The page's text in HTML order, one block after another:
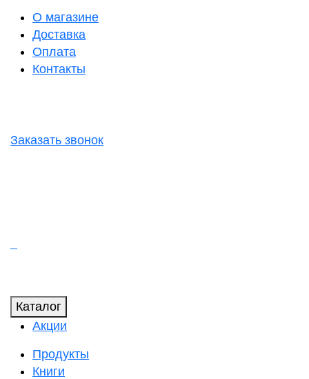
О магазине
Доставка
Оплата
Контакты
Заказать звонок
Каталог
Акции
Продукты
Книги